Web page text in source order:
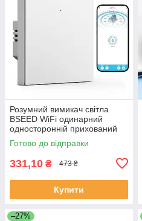
Розумний вимикач світла
BSEED WiFi одинарний
односторонній прихований
монтаж білий Alexa Google
Home Smart Life
Готово до відправки
331,10 ₴ 473 ₴
Купити
–27%